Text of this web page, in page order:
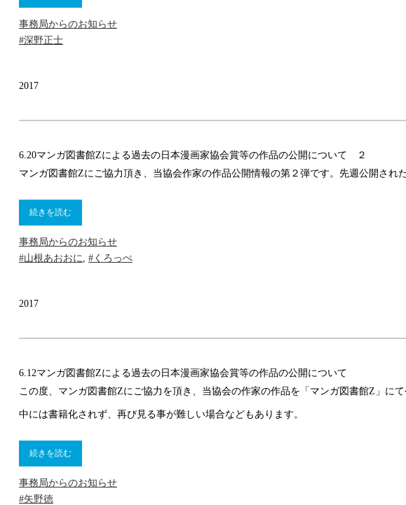
事務局からのお知らせ
#深野正士
2017
6.20マンガ図書館Zによる過去の日本漫画家協会賞等の作品の公開について ２
マンガ図書館Zにご協力頂き、当協会作家の作品公開情報の第２弾です。先週公開され
続きを読む
事務局からのお知らせ
#山根あおおに
#くろっぺ
2017
6.12マンガ図書館Zによる過去の日本漫画家協会賞等の作品の公開について
この度、マンガ図書館Zにご協力を頂き、当協会の作家の作品を「マンガ図書館Z」
中には書籍化されず、再び見る事が難しい場合などもあります。
続きを読む
事務局からのお知らせ
#矢野徳